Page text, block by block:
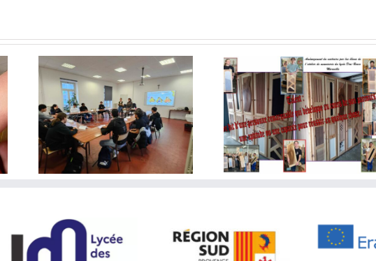
Menuiserie : chef d’œuvre
2025
La team Menuiserie